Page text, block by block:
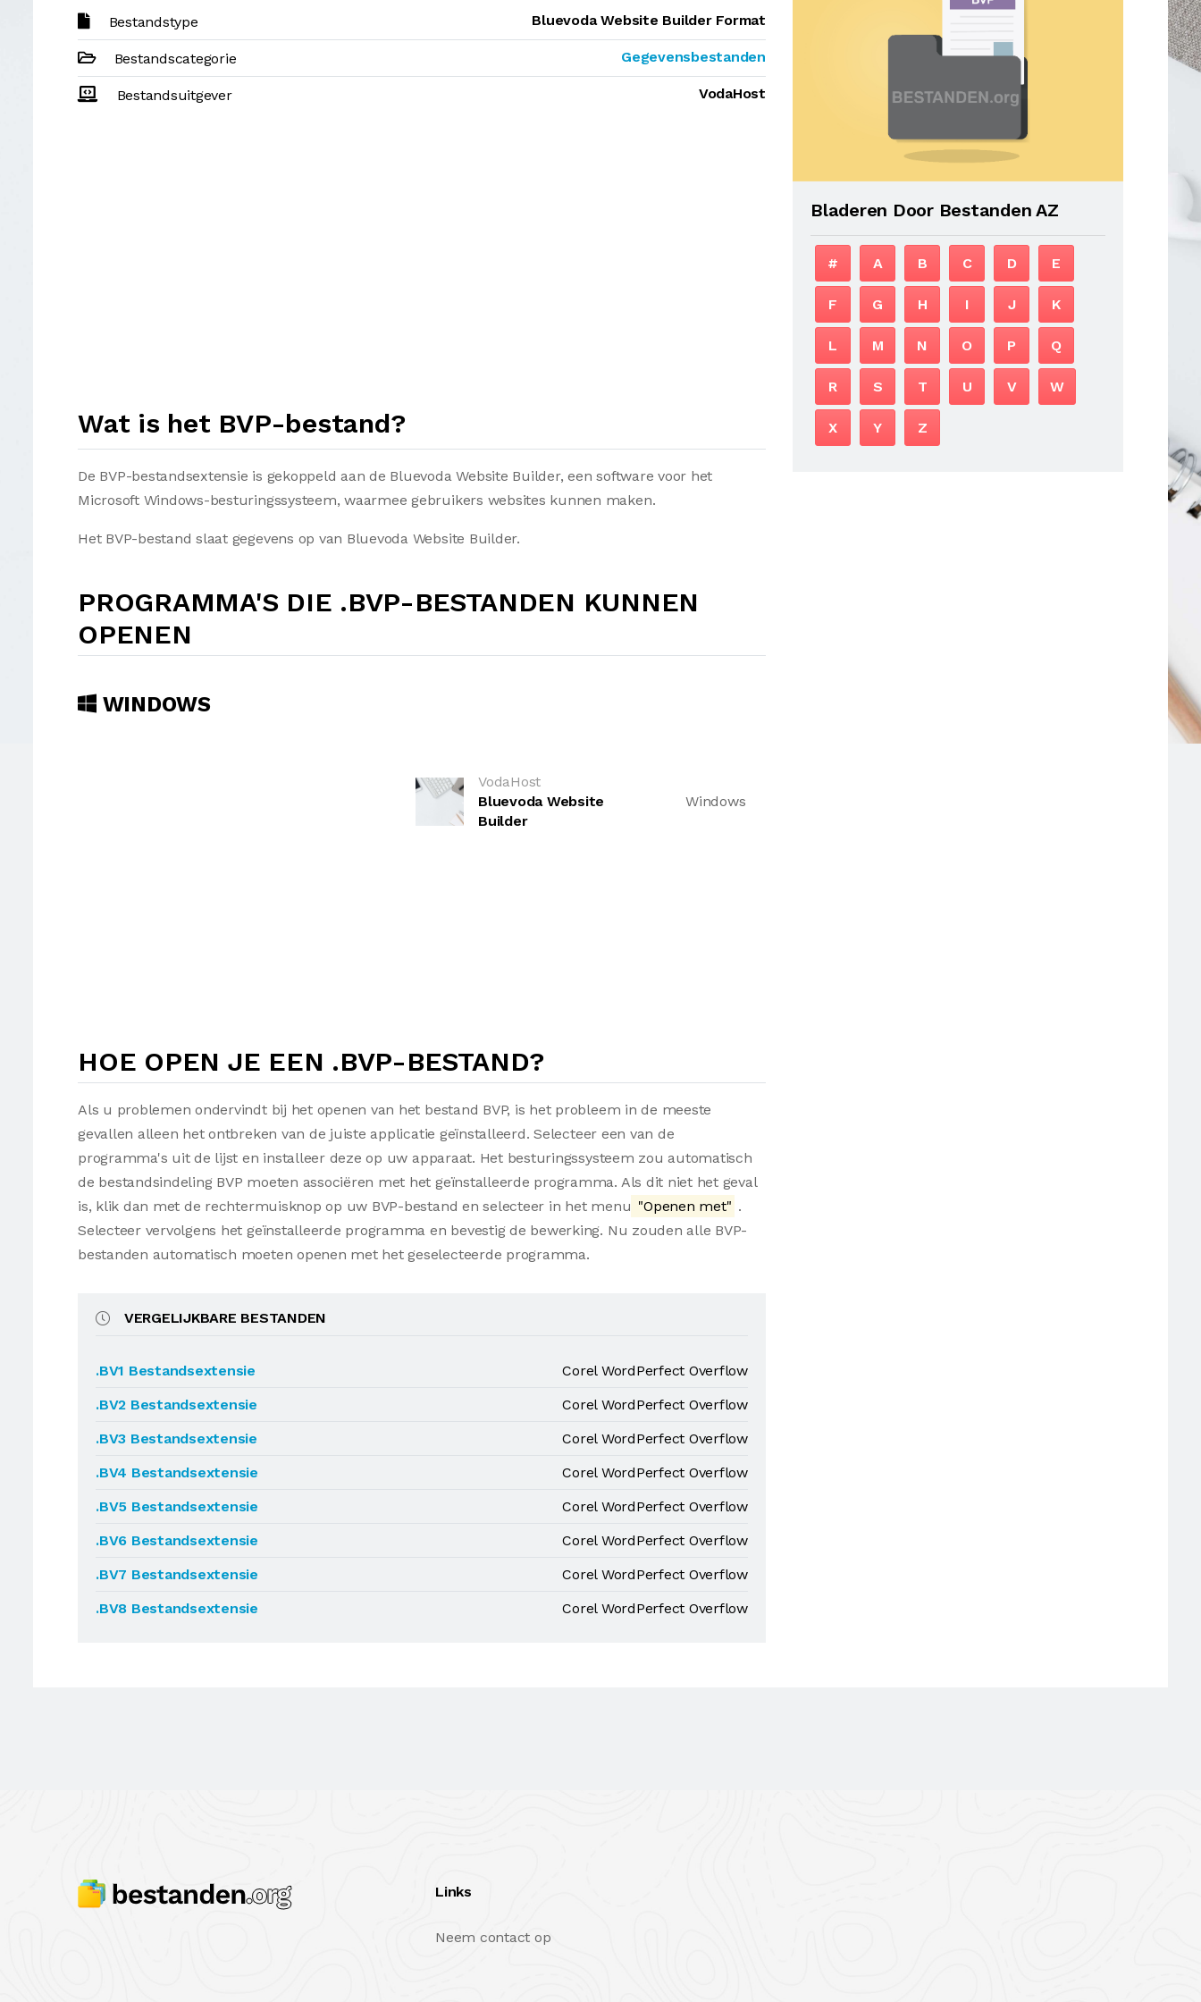
Bestandstype Bluevoda Website Builder Format
Bestandscategorie Gegevensbestanden
Bestandsuitgever VodaHost
Wat is het BVP-bestand?
De BVP-bestandsextensie is gekoppeld aan de Bluevoda Website Builder, een software voor het
Microsoft Windows-besturingssysteem, waarmee gebruikers websites kunnen maken.
Het BVP-bestand slaat gegevens op van Bluevoda Website Builder.
PROGRAMMA'S DIE .BVP-BESTANDEN KUNNEN
OPENEN
WINDOWS
VodaHost
Bluevoda Website
Builder
Windows
HOE OPEN JE EEN .BVP-BESTAND?
Als u problemen ondervindt bij het openen van het bestand BVP, is het probleem in de meeste
gevallen alleen het ontbreken van de juiste applicatie geïnstalleerd. Selecteer een van de
programma's uit de lijst en installeer deze op uw apparaat. Het besturingssysteem zou automatisch
de bestandsindeling BVP moeten associëren met het geïnstalleerde programma. Als dit niet het geval
is, klik dan met de rechtermuisknop op uw BVP-bestand en selecteer in het menu "Openen met" .
Selecteer vervolgens het geïnstalleerde programma en bevestig de bewerking. Nu zouden alle BVP-
bestanden automatisch moeten openen met het geselecteerde programma.
VERGELIJKBARE BESTANDEN
.BV1 Bestandsextensie
Corel WordPerfect Overflow
.BV2 Bestandsextensie
Corel WordPerfect Overflow
.BV3 Bestandsextensie
Corel WordPerfect Overflow
.BV4 Bestandsextensie
Corel WordPerfect Overflow
.BV5 Bestandsextensie
Corel WordPerfect Overflow
.BV6 Bestandsextensie
Corel WordPerfect Overflow
.BV7 Bestandsextensie
Corel WordPerfect Overflow
.BV8 Bestandsextensie
Corel WordPerfect Overflow
Bladeren Door Bestanden AZ
# A B C D E
F G H I J K
L M N O P Q
R S T U V W
X Y Z
Links
Neem contact op